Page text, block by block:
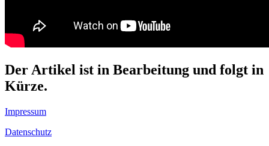
Der Artikel ist in Bearbeitung und folgt in
Kürze.
Impressum
Datenschutz